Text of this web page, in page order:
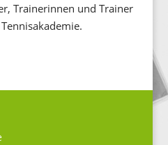
Trainerinnen und Trainer